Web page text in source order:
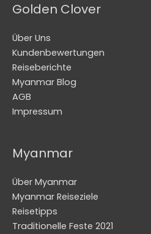
Golden Clover
Über Uns
Kundenbewertungen
Reiseberichte
Myanmar Blog
AGB
Impressum
Myanmar
Über Myanmar
Myanmar Reiseziele
Reisetipps
Traditionelle Feste 2021